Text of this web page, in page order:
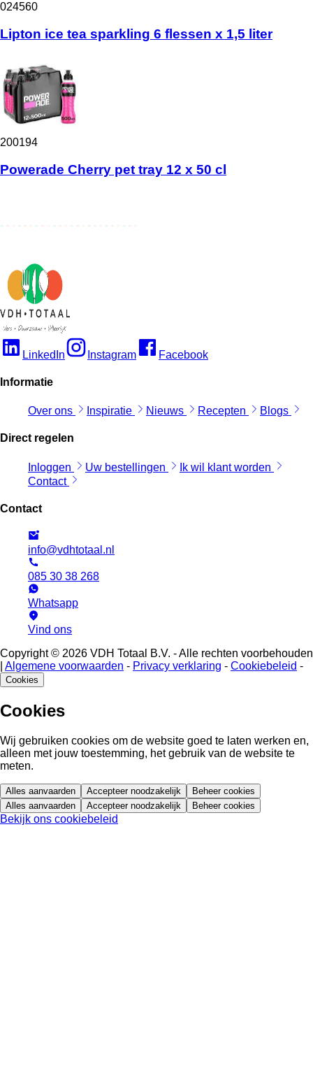
024560
Lipton ice tea sparkling 6 flessen x 1,5 liter
200194
Powerade Cherry pet tray 12 x 50 cl
LinkedIn Instagram Facebook
Informatie
Over ons Inspiratie Nieuws Recepten Blogs
Direct regelen
Inloggen Uw bestellingen
Ik wil klant worden
Contact
Contact
info@vdhtotaal.nl
085 30 38 268
Whatsapp
Vind ons
Copyright © 2026 VDH Totaal B.V. - Alle rechten voorbehouden
Algemene voorwaarden - Privacy verklaring - Cookiebeleid -
Cookies
Cookies
Wij gebruiken cookies om de website goed te laten werken en,
alleen met jouw toestemming, het gebruik van de website te
meten.
Alles aanvaarden Accepteer noodzakelijk
Beheer cookies
Alles aanvaarden
Accepteer noodzakelijk Beheer cookies
Bekijk ons cookiebeleid